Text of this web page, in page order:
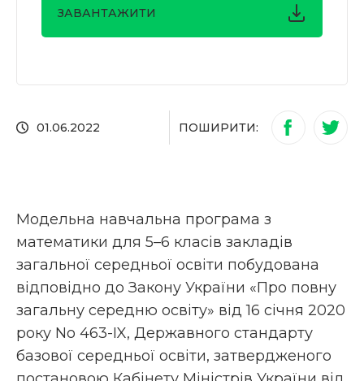
01.06.2022 ПОШИРИТИ:
Модельна навчальна програма з
математики для 5–6 класів закладів
загальної середньої освіти побудована
відповідно до Закону України «Про повну
загальну середню освіту» від 16 січня 2020
року No 463-IX, Державного стандарту
базової середньої освіти, затвердженого
ЗАВАНТАЖИТИ